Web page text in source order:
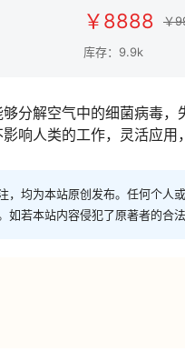
￥8888 ￥
库存：9.9k
分解空气中的细菌病毒
响人类的工作，灵活应用
，均为本站原创发布。任何个人
若本站内容侵犯了原著者的合